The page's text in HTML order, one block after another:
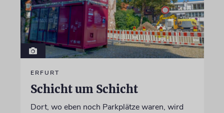
ERFURT
Schicht um Schicht
Dort, wo eben noch Parkplätze waren, wird